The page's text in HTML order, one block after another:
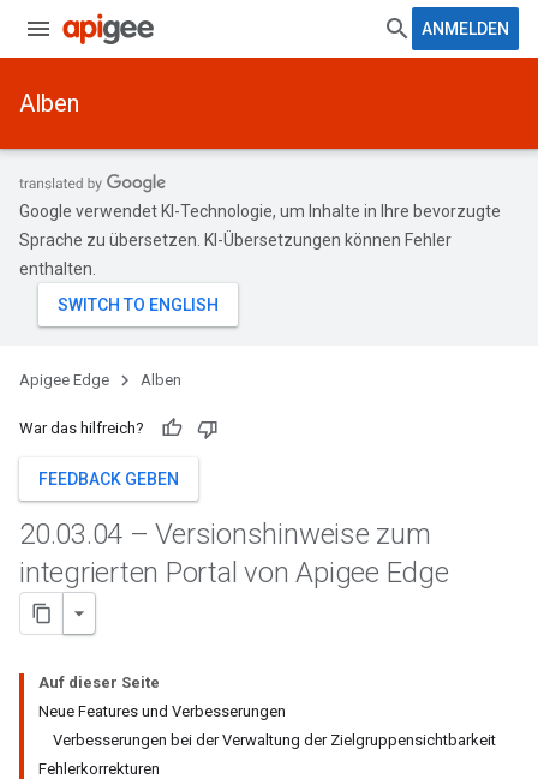
ANMELDEN
Alben
Google verwendet KI-Technologie, um Inhalte in Ihre bevorzugte
Sprache zu übersetzen. KI-Übersetzungen können Fehler
enthalten.
Apigee Edge Alben
War das hilfreich?
FEEDBACK GEBEN
20.03.04 – Versionshinweise zum
integrierten Portal von Apigee Edge
Auf dieser Seite
Neue Features und Verbesserungen
Verbesserungen bei der Verwaltung der Zielgruppensichtbarkeit
Fehlerkorrekturen